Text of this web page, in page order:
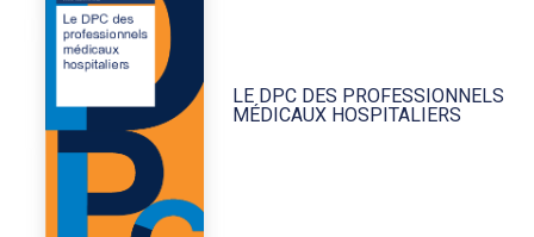
LE DPC DES PROFESSIONNELS
MÉDICAUX HOSPITALIERS